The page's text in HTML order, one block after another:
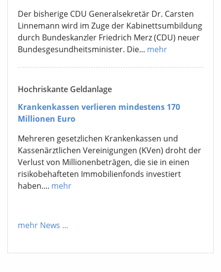
Der bisherige CDU Generalsekretär Dr. Carsten
Linnemann wird im Zuge der Kabinettsumbildung
durch Bundeskanzler Friedrich Merz (CDU) neuer
Bundesgesundheitsminister. Die... mehr
Hochriskante Geldanlage
Krankenkassen verlieren mindestens 170
Millionen Euro
Mehreren gesetzlichen Krankenkassen und
Kassenärztlichen Vereinigungen (KVen) droht der
Verlust von Millionenbeträgen, die sie in einen
risikobehafteten Immobilienfonds investiert
haben.... mehr
mehr News ...